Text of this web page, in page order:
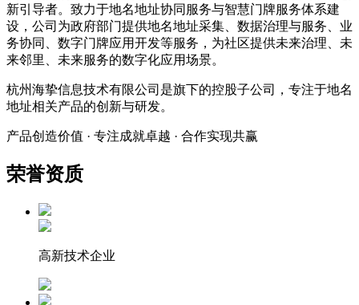
新引导者。致力于地名地址协同服务与智慧门牌服务体系建
设，公司为政府部门提供地名地址采集、数据治理与服务、业
务协同、数字门牌应用开发等服务，为社区提供未来治理、未
来邻里、未来服务的数字化应用场景。
杭州海挚信息技术有限公司是旗下的控股子公司，专注于地名
地址相关产品的创新与研发。
产品创造价值 · 专注成就卓越 · 合作实现共赢
荣誉资质
高新技术企业